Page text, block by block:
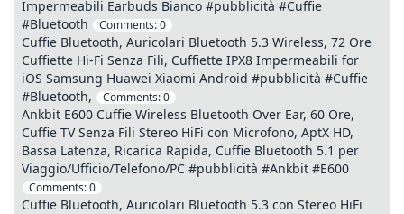
Impermeabili Earbuds Bianco #pubblicità #Cuffie
#Bluetooth
Comments:0
Cuffie Bluetooth, Auricolari Bluetooth 5.3 Wireless, 72 Ore
Cuffiette Hi-Fi Senza Fili, Cuffiette IPX8 Impermeabili for
iOS Samsung Huawei Xiaomi Android #pubblicità #Cuffie
#Bluetooth,
Comments:0
Ankbit E600 Cuffie Wireless Bluetooth Over Ear, 60 Ore,
Cuffie TV Senza Fili Stereo HiFi con Microfono, AptX HD,
Bassa Latenza, Ricarica Rapida, Cuffie Bluetooth 5.1 per
Viaggio/Ufficio/Telefono/PC #pubblicità #Ankbit #E600
Comments:0
Cuffie Bluetooth, Auricolari Bluetooth 5.3 con Stereo HiFi